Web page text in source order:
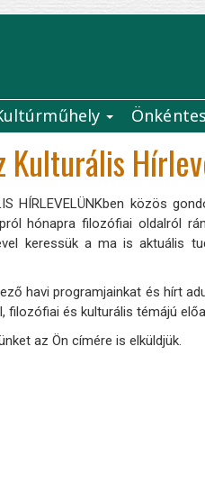
Kulturális
HÍRLEVELÜNKben közös
hónapra filozófiai oldalról
keressük a ma is aktuális
havi programjainkat és hírt
filozófiai és kulturális témájú
az Ön címére is elküldjük.